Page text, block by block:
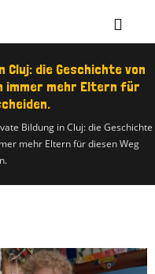
die Geschichte von
immer mehr Eltern für
Bildung in Cluj: die Geschichte
mehr Eltern für diesen Weg